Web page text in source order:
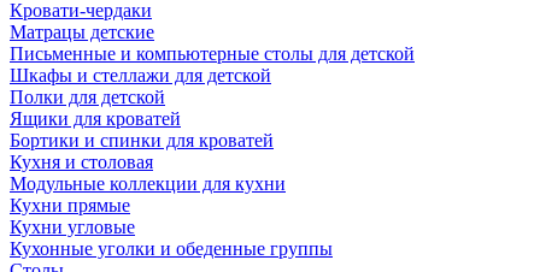
Кровати-чердаки
Матрацы детские
Письменные и компьютерные столы для детской
Шкафы и стеллажи для детской
Полки для детской
Ящики для кроватей
Бортики и спинки для кроватей
Кухня и столовая
Модульные коллекции для кухни
Кухни прямые
Кухни угловые
Кухонные уголки и обеденные группы